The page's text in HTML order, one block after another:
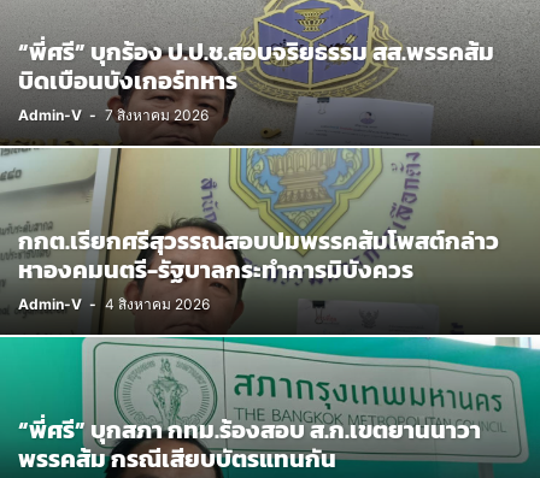
“พี่ศรี” บุกร้อง ป.ป.ช.สอบจริยธรรม สส.พรรคส้ม
บิดเบือนบังเกอร์ทหาร
Admin-V - 7 สิงหาคม 2026
กกต.เรียกศรีสุวรรณสอบปมพรรคส้มโพสต์กล่าว
หาองคมนตรี-รัฐบาลกระทำการมิบังควร
Admin-V - 4 สิงหาคม 2026
“พี่ศรี” บุกสภา กทม.ร้องสอบ ส.ก.เขตยานนาวา
พรรคส้ม กรณีเสียบบัตรแทนกัน